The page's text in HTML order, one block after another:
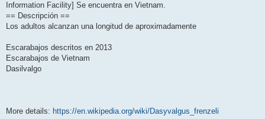
Information Facility] Se encuentra en Vietnam.
== Descripción ==
Los adultos alcanzan una longitud de aproximadamente
Escarabajos descritos en 2013
Escarabajos de Vietnam
Dasilvalgo
More details: https://en.wikipedia.org/wiki/Dasyvalgus_frenzeli